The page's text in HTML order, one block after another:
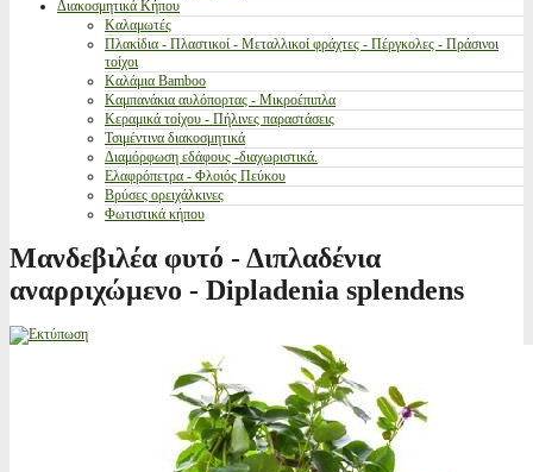
Διακοσμητικά Κήπου
Καλαμωτές
Πλακίδια - Πλαστικοί - Μεταλλικοί φράχτες - Πέργκολες - Πράσινοι
τοίχοι
Καλάμια Bamboo
Καμπανάκια αυλόπορτας - Μικροέπιπλα
Κεραμικά τοίχου - Πήλινες παραστάσεις
Τσιμέντινα διακοσμητικά
Διαμόρφωση εδάφους -διαχωριστικά.
Ελαφρόπετρα - Φλοιός Πεύκου
Βρύσες ορειχάλκινες
Φωτιστικά κήπου
Μανδεβιλέα φυτό - Διπλαδένια
αναρριχώμενο - Dipladenia splendens